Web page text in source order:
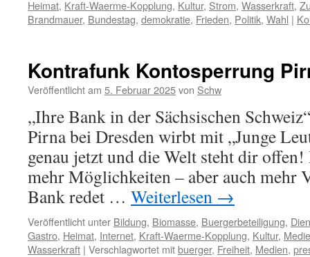
Heimat, Kraft-Waerme-Kopplung, Kultur, Strom, Wasserkraft,
Brandmauer, Bundestag, demokratie, Frieden, Politik, Wahl |
Kontrafunk Kontosperrung
Veröffentlicht am 5. Februar 2025von Schw
„Ihre Bank in der Sächsischen
Pirna bei Dresden wirbt mit „Junge
genau jetzt und die Welt steht dir
mehr Möglichkeiten – aber auch mehr
Bank redet … Weiterlesen →
Veröffentlicht unter Bildung, Biomasse, Buergerbeteiligung,
Gastro, Heimat, Internet, Kraft-Waerme-Kopplung, Kultur,
Wasserkraft | Verschlagwortet mitbuerger, Freiheit, Medien,